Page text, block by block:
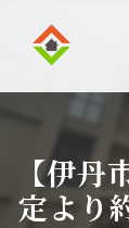
【伊
定より